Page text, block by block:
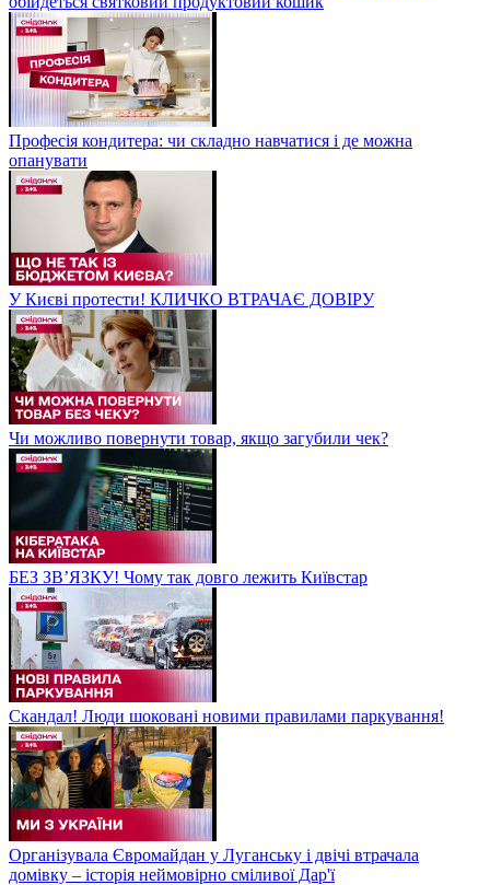
Професія кондитера: чи складно навчатися і де можна
опанувати
У Києві протести! КЛИЧКО ВТРАЧАЄ ДОВІРУ
Чи можливо повернути товар, якщо загубили чек?
БЕЗ ЗВʼЯЗКУ! Чому так довго лежить Київстар
Скандал! Люди шоковані новими правилами паркування!
Організувала Євромайдан у Луганську і двічі втрачала
домівку – історія неймовірно сміливої Дар'ї